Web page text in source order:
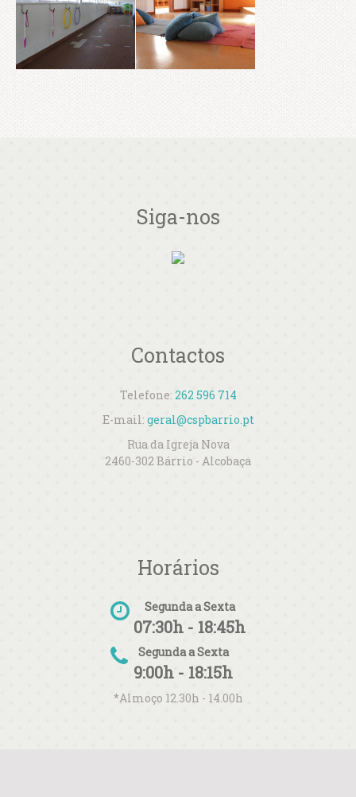
Siga-nos
Contactos
Telefone: 262 596 714
E-mail: geral@cspbarrio.pt
Rua da Igreja Nova
2460-302 Bárrio - Alcobaça
Horários
Segunda a Sexta
07:30h - 18:45h
Segunda a Sexta
9:00h - 18:15h
*Almoço 12.30h - 14.00h